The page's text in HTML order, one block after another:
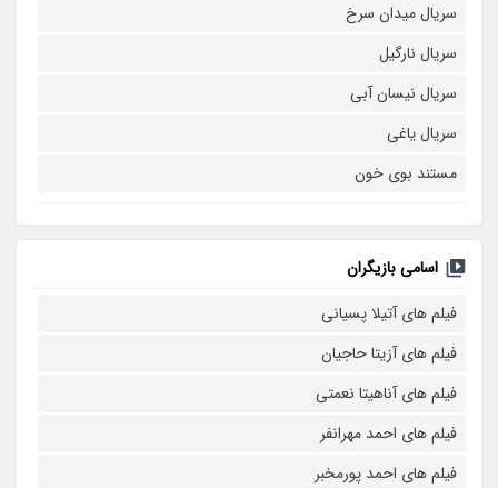
سریال میدان سرخ
سریال نارگیل
سریال نیسان آبی
سریال یاغی
مستند بوی خون
اسامی بازیگران
فیلم های آتیلا پسیانی
فیلم های آزیتا حاجیان
فیلم های آناهیتا نعمتی
فیلم های احمد مهرانفر
فیلم های احمد پورمخبر